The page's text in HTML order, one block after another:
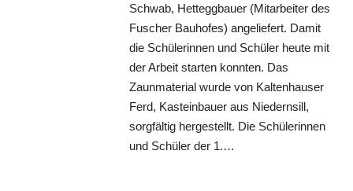
Schwab, Hetteggbauer (Mitarbeiter des
Fuscher Bauhofes) angeliefert. Damit
die Schülerinnen und Schüler heute mit
der Arbeit starten konnten. Das
Zaunmaterial wurde von Kaltenhauser
Ferd, Kasteinbauer aus Niedernsill,
sorgfältig hergestellt. Die Schülerinnen
und Schüler der 1.…